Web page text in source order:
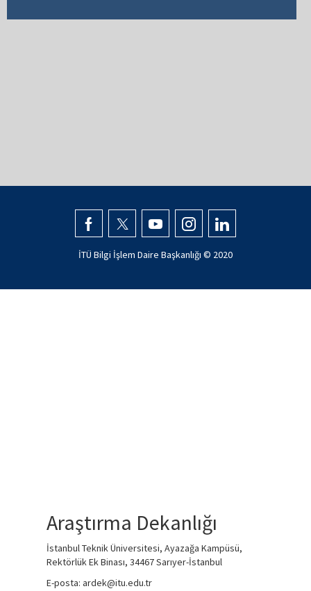
İTÜ Bilgi İşlem Daire Başkanlığı © 2020
Araştırma Dekanlığı
İstanbul Teknik Üniversitesi, Ayazağa Kampüsü,
Rektörlük Ek Binası, 34467 Sarıyer-İstanbul
E-posta: ardek@itu.edu.tr